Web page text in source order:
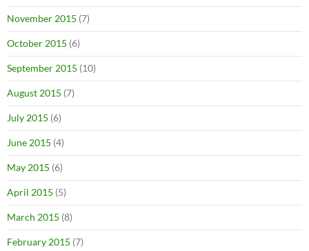
November 2015 (7)
October 2015 (6)
September 2015 (10)
August 2015 (7)
July 2015 (6)
June 2015 (4)
May 2015 (6)
April 2015 (5)
March 2015 (8)
February 2015 (7)